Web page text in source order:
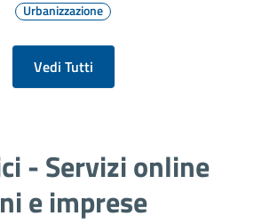
Urbanizzazione
Vedi Tutti
- Servizi online
e imprese